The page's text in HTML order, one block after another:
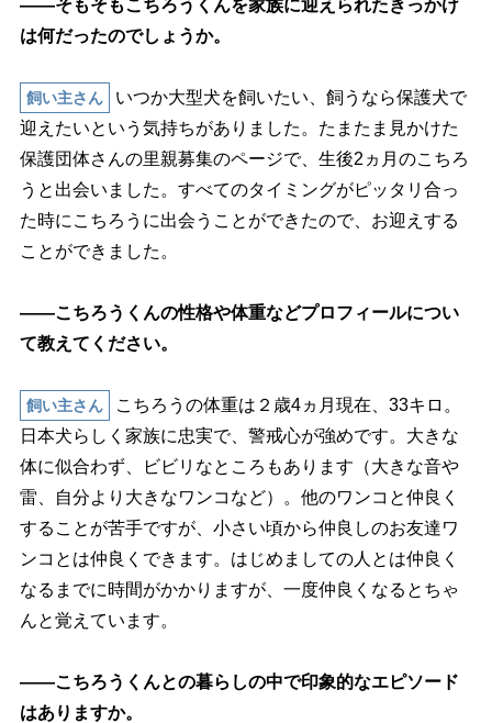
――そもそもこちろうくんを家族に迎えられたきっかけ
は何だったのでしょうか。
飼い主さん
いつか大型犬を飼いたい、飼うなら保護犬で
迎えたいという気持ちがありました。たまたま見かけた
保護団体さんの里親募集のページで、生後2ヵ月のこちろ
うと出会いました。すべてのタイミングがピッタリ合っ
た時にこちろうに出会うことができたので、お迎えする
ことができました。
――こちろうくんの性格や体重などプロフィールについ
て教えてください。
飼い主さん
こちろうの体重は２歳4ヵ月現在、33キロ。
日本犬らしく家族に忠実で、警戒心が強めです。大きな
体に似合わず、ビビリなところもあります（大きな音
雷、自分より大きなワンコなど）。他のワンコと仲良く
することが苦手ですが、小さい頃から仲良しのお友達ワ
ンコとは仲良くできます。はじめましての人とは仲良く
なるまでに時間がかかりますが、一度仲良くなるとちゃ
んと覚えています。
――こちろうくんとの暮らしの中で印象的なエピソード
はありますか。